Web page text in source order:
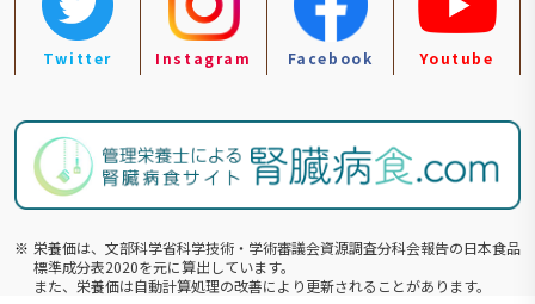
Twitter Instagram Facebook Youtube
※ 栄養価は、文部科学省科学技術・学術審議会資源調査分科会報告の⽇本食品
標準成分表2020を元に算出しています。
また、栄養価は自動計算処理の改善により更新されることがあります。